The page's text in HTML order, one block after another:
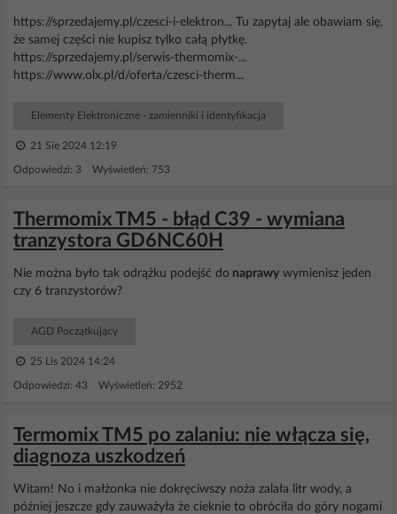
https://sprzedajemy.pl/czesci-i-elektron... Tu zapytaj ale obawiam się,
że samej części nie kupisz tylko całą płytkę.
https://sprzedajemy.pl/serwis-thermomix-...
https://www.olx.pl/d/oferta/czesci-therm...
Elementy Elektroniczne - zamienniki i identyfikacja
21 Sie 2024 12:19
Odpowiedzi: 3 Wyświetleń: 753
Thermomix TM5 - błąd C39 - wymiana
tranzystora GD6NC60H
Nie można było tak odrążku podejść do naprawy wymienisz jeden
czy 6 tranzystorów?
AGD Początkujący
25 Lis 2024 14:24
Odpowiedzi: 43 Wyświetleń: 2952
Termomix TM5 po zalaniu: nie włącza się,
diagnoza uszkodzeń
Witam! No i małżonka nie dokręciwszy noża zalała litr wody, a
później jeszcze gdy zauważyła że cieknie to obróciła do góry nogami